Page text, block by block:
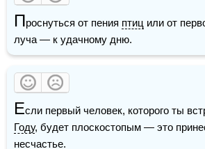
Проснуться от пения птиц или от
луча — к удачному дню.
Если первый человек, которого ты
Году, будет плоскостопым — это
несчастье.